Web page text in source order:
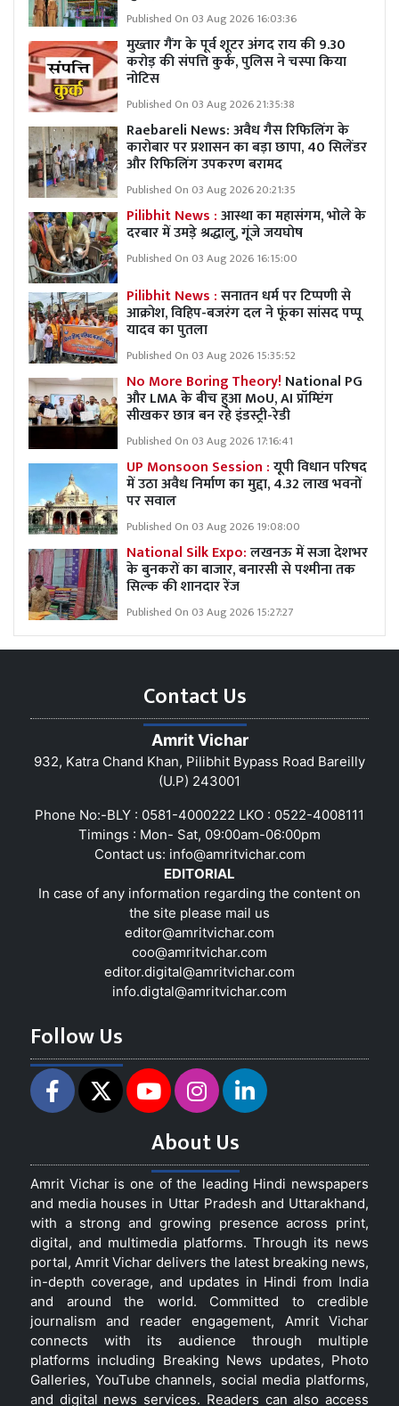
Published On 03 Aug 2026 16:03:36
मुख्तार गैंग के पूर्व शूटर अंगद राय की 9.30
करोड़ की संपत्ति कुर्क, पुलिस ने चस्पा किया
नोटिस
Published On 03 Aug 2026 21:35:38
Raebareli News: अवैध गैस रिफिलिंग के
कारोबार पर प्रशासन का बड़ा छापा, 40 सिलेंडर
और रिफिलिंग उपकरण बरामद
Published On 03 Aug 2026 20:21:35
Pilibhit News :आस्था का महासंगम, भोले के
दरबार में उमड़े श्रद्धालु, गूंजे जयघोष
Published On 03 Aug 2026 16:15:00
Pilibhit News :सनातन धर्म पर टिप्पणी से
आक्रोश, विहिप-बजरंग दल ने फूंका सांसद पप्पू
यादव का पुतला
Published On 03 Aug 2026 15:35:52
No More Boring Theory! National PG
और LMA के बीच हुआ MoU, AI प्रॉम्प्टिंग
सीखकर छात्र बन रहे इंडस्ट्री-रेडी
Published On 03 Aug 2026 17:16:41
UP Monsoon Session :यूपी विधान परिषद
में उठा अवैध निर्माण का मुद्दा, 4.32 लाख भवनों
पर सवाल
Published On 03 Aug 2026 19:08:00
National Silk Expo:लखनऊ में सजा देशभर
के बुनकरों का बाजार, बनारसी से पश्मीना तक
सिल्क की शानदार रेंज
Published On 03 Aug 2026 15:27:27
Contact Us
Amrit Vichar
932, Katra Chand Khan, Pilibhit Bypass Road Bareilly
(U.P) 243001
Phone No:-BLY : 0581-4000222 LKO : 0522-4008111
Timings : Mon- Sat, 09:00am-06:00pm
Contact us: info@amritvichar.com
EDITORIAL
In case of any information regarding the content on
the site please mail us
editor@amritvichar.com
coo@amritvichar.com
editor.digital@amritvichar.com
info.digtal@amritvichar.com
Follow Us
About Us
Amrit Vichar is one of the leading Hindi newspapers
and media houses in Uttar Pradesh and Uttarakhand,
with a strong and growing presence across print,
digital, and multimedia platforms. Through its news
portal, Amrit Vichar delivers the latest breaking news,
in-depth coverage, and updates in Hindi from India
and around the world. Committed to credible
journalism and reader engagement, Amrit Vichar
connects with its audience through multiple
platforms including Breaking News updates, Photo
Galleries, YouTube channels, social media platforms,
and digital news services. Readers can also access